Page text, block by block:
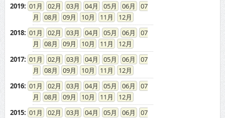
2019: 01 02 03 04 05 06
07
08
09 10 11
12
2018: 01 02 03 04 05 06
07
08
09 10 11
12
2017: 01 02 03 04 05 06
07
08
09 10 11
12
2016: 01 02 03 04 05 06
07
08
09 10 11
12
2015: 01 02 03 04 05 06
07